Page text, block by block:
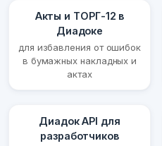
Акты и ТОРГ-12 в
Диадоке
для избавления от ошибок
в бумажных накладных и
актах
Диадок API для
разработчиков